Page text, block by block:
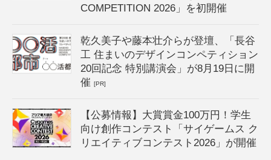
COMPETITION 2026」を初開催
乾久美子や藤本壮介らが登壇、「長谷
工 住まいのデザインコンペティション
20回記念 特別講演会」が8月19日に開
催[PR]
【公募情報】大賞賞金100万円！学生
向け創作コンテスト「サイゲームス ク
リエイティブコンテスト2026」が開催